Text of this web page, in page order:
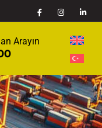
Arayın